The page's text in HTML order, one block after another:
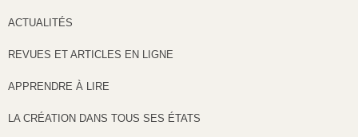
ACTUALITÉS
REVUES ET ARTICLES EN LIGNE
APPRENDRE À LIRE
LA CRÉATION DANS TOUS SES ÉTATS